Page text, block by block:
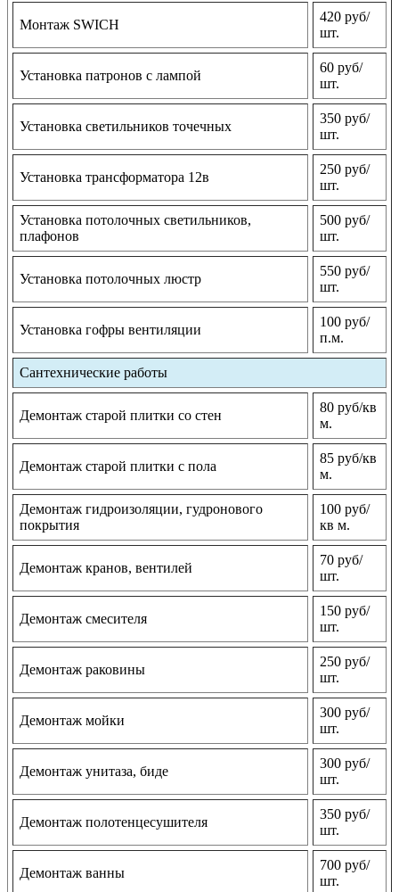
Монтаж SWICH
420 руб/
шт.
Установка патронов с лампой
60 руб/
шт.
Установка светильников точечных
350 руб/
шт.
Установка трансформатора 12в
250 руб/
шт.
Установка потолочных светильников,
плафонов
500 руб/
шт.
Установка потолочных люстр
550 руб/
шт.
Установка гофры вентиляции
100 руб/
п.м.
Сантехнические работы
Демонтаж старой плитки со стен
80 руб/кв
м.
Демонтаж старой плитки с пола
85 руб/кв
м.
Демонтаж гидроизоляции, гудронового
покрытия
100 руб/
кв м.
Демонтаж кранов, вентилей
70 руб/
шт.
Демонтаж смесителя
150 руб/
шт.
Демонтаж раковины
250 руб/
шт.
Демонтаж мойки
300 руб/
шт.
Демонтаж унитаза, биде
300 руб/
шт.
Демонтаж полотенцесушителя
350 руб/
шт.
Демонтаж ванны
700 руб/
шт.